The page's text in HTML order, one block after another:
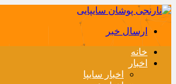
ارسال خبر
خانه
اخبار
اخبار سایپا